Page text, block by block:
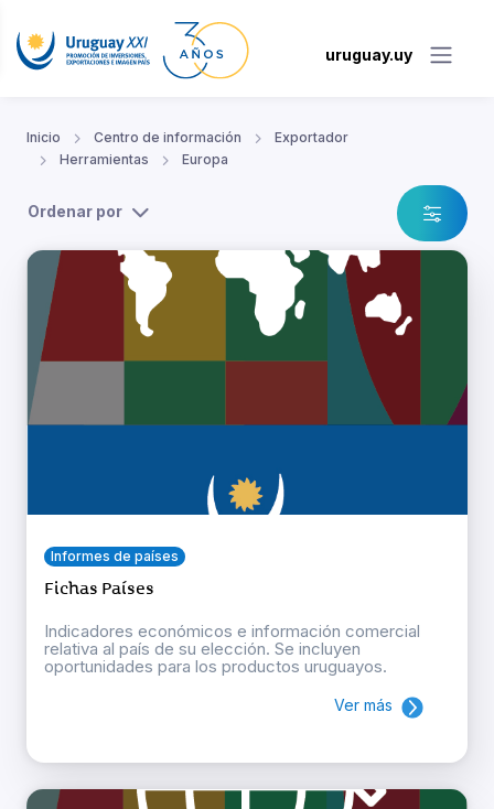
uruguay.uy
Inicio Centro de información
Exportador
Herramientas
Europa
Ordenar por
Informes de países
Fichas Países
Indicadores económicos e información comercial
relativa al país de su elección. Se incluyen
oportunidades para los productos uruguayos.
Ver más